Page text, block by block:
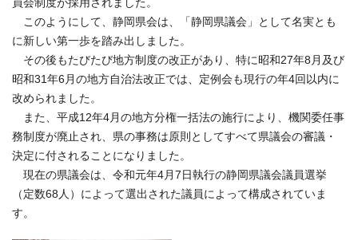
員会制度が採用されました。
このようにして、静岡県会は、「静岡県議会」として名実とも
に新しい第一歩を踏み出しました。
その後もたびたび地方制度の改正があり、特に昭和27年8月及び
昭和31年6月の地方自治法改正では、定例会も現行の年4回以内に
改められました。
また、平成12年4月の地方分権一括法の施行により、機関委任事
務制度が廃止され、県の事務は原則としてすべて県議会の審議・
決定に付されることになりました。
現在の県議会は、令和元年4月7日執行の静岡県議会議員選挙
（定数68人）によって選出された議員によって構成されていま
す。